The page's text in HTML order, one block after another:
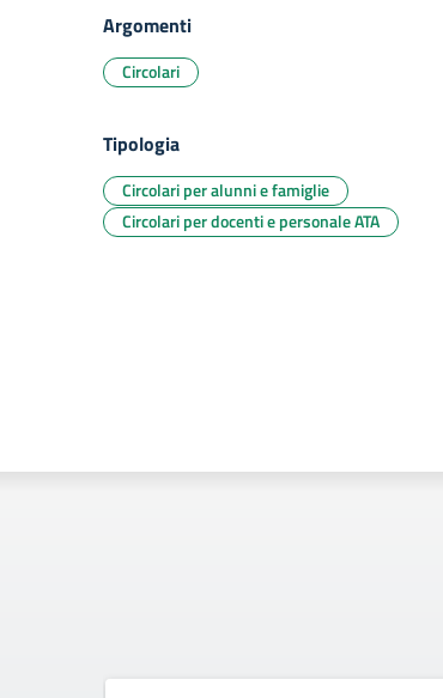
Argomenti
Circolari
Tipologia
Circolari per alunni e famiglie
Circolari per docenti e personale ATA